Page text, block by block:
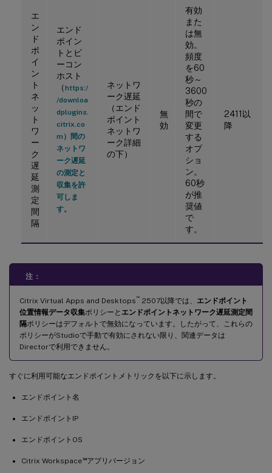
エ
ン
ド
ポ
イ
ン
ト
ネ
ッ
ト
ワ
ー
ク
遅
延
測
定
間
隔
エンド
ポイン
トとビ
ーコン
ホスト
（https:/
/downloa
dplugins.
citrix.co
m）間の
ネットワ
ーク遅延
の測定と
収集を許
可しま
す。
ネットワ
ーク遅延
（エンド
ポイント
ネットワ
ーク詳細
の下）
無
効
有効
また
は無
効。
頻度
を60
秒～
3600
秒の
間で
変更
する
オプ
ショ
ン。
60秒
が推
奨値
で
す。
2411以
降
注：
Citrix Virtual Apps and Desktops ™ 2507以降では、 エンドポイント
位置情報データ収集ポリシーと エンドポイントネットワーク遅延測定間
隔ポリシーはデフォルトで無効になっています。したがって、これらの
ポリシーがStudioで手動で有効にされない限り、関連データは
Directorで利用できません。
すぐに利用可能なエンドポイントメトリックを以下に示します。
エンドポイント名
エンドポイントIP
エンドポイントOS
Citrix Workspace™アプリバージョン